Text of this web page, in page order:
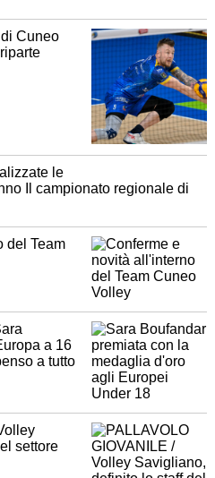
Cuneo
le
Il campionato regionale di
del Team
a 16
a tutto
settore